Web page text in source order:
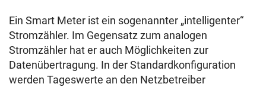
Ein Smart Meter ist ein sogenannter „intelligenter“
Stromzähler. Im Gegensatz zum analogen
Stromzähler hat er auch Möglichkeiten zur
Datenübertragung. In der Standardkonfiguration
werden Tageswerte an den Netzbetreiber